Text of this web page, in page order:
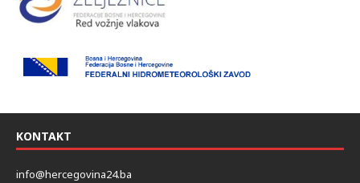
KONTAKT
info@hercegovina24.ba